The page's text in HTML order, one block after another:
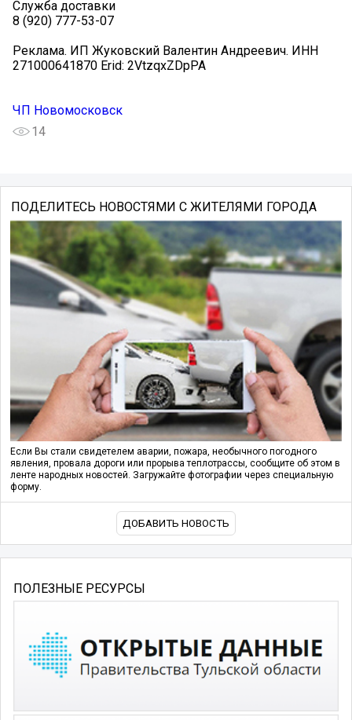
Служба доставки
8 (920) 777-53-07
Реклама. ИП Жуковский Валентин Андреевич. ИНН
271000641870 Erid: 2VtzqxZDpPA
ЧП Новомосковск
14
ПОДЕЛИТЕСЬ НОВОСТЯМИ С ЖИТЕЛЯМИ ГОРОДА
Если Вы стали свидетелем аварии, пожара, необычного погодного
явления, провала дороги или прорыва теплотрассы, сообщите об этом в
ленте народных новостей. Загружайте фотографии через специальную
форму.
ДОБАВИТЬ НОВОСТЬ
ПОЛЕЗНЫЕ РЕСУРСЫ